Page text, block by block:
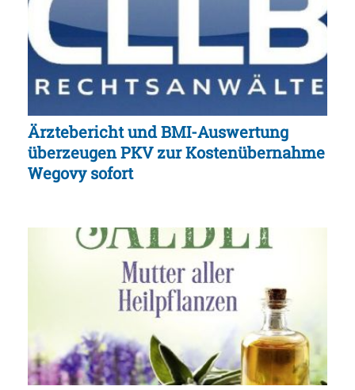
Ärztebericht und BMI-Auswertung
überzeugen PKV zur Kostenübernahme
Wegovy sofort